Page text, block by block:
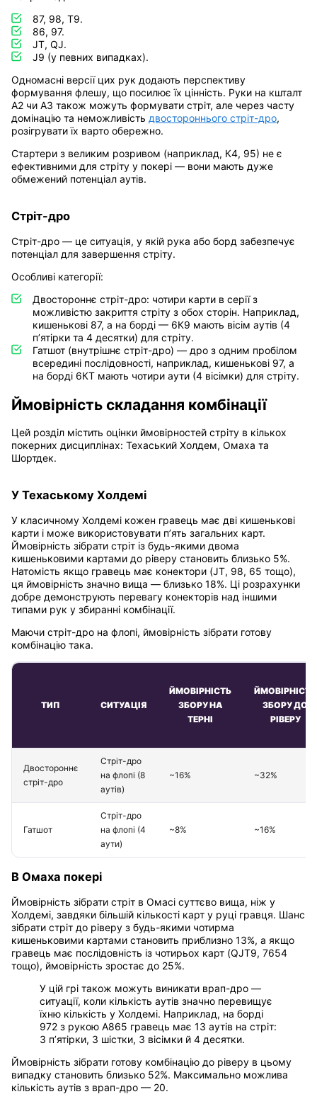
87, 98, Т9.
86, 97.
JT, QJ.
J9 (у певних випадках).
Одномасні версії цих рук додають перспективу
формування флешу, що посилює їх цінність. Руки на кшталт
А2 чи А3 також можуть формувати стріт, але через часту
домінацію та неможливість двостороннього стріт-дро,
розігрувати їх варто обережно.
Стартери з великим розривом (наприклад, К4, 95) не є
ефективними для стріту у покері — вони мають дуже
обмежений потенціал аутів.
Стріт-дро
Стріт-дро — це ситуація, у якій рука або борд забезпечує
потенціал для завершення стріту.
Особливі категорії:
Двостороннє стріт-дро: чотири карти в серії з
можливістю закриття стріту з обох сторін. Наприклад,
кишенькові 87, а на борді — 6К9 мають вісім аутів (4
п’ятірки та 4 десятки) для стріту.
Гатшот (внутрішнє стріт-дро) — дро з одним пробілом
всередині послідовності, наприклад, кишенькові 97, а
на борді 6КТ мають чотири аути (4 вісімки) для стріту.
Ймовірність складання комбінації
Цей розділ містить оцінки ймовірностей стріту в кількох
покерних дисциплінах: Техаський Холдем, Омаха та
Шортдек.
У Техаському Холдемі
У класичному Холдемі кожен гравець має дві кишенькові
карти і може використовувати п’ять загальних карт.
Ймовірність зібрати стріт із будь-якими двома
кишеньковими картами до ріверу становить близько 5%.
Натомість якщо гравець має конектори (JT, 98, 65 тощо),
ця ймовірність значно вища — близько 18%. Ці розрахунки
добре демонструють перевагу конекторів над іншими
типами рук у збиранні комбінації.
Маючи стріт-дро на флопі, ймовірність зібрати готову
комбінацію така.
ТИП СИТУАЦІЯ
ЙМОВІРНІСТЬ
ЗБОРУ НА
ТЕРНІ
ЙМОВІРНІСТЬ
ЗБОРУ ДО
РІВЕРУ
Двостороннє
стріт-дро
Стріт-дро
на флопі (8
аутів)
~16% ~32%
Гатшот
Стріт-дро
на флопі (4
аути)
~8% ~16%
В Омаха покері
Ймовірність зібрати стріт в Омасі суттєво вища, ніж у
Холдемі, завдяки більшій кількості карт у руці гравця. Шанс
зібрати стріт до ріверу з будь-якими чотирма
кишеньковими картами становить приблизно 13%, а якщо
гравець має послідовність із чотирьох карт (QJT9, 7654
тощо), ймовірність зростає до 25%.
У цій грі також можуть виникати врап-дро —
ситуації, коли кількість аутів значно перевищує
їхню кількість у Холдемі. Наприклад, на борді
972 з рукою A865 гравець має 13 аутів на стріт:
3 п’ятірки, 3 шістки, 3 вісімки й 4 десятки.
Ймовірність зібрати готову комбінацію до ріверу в цьому
випадку становить близько 52%. Максимально можлива
кількість аутів з врап-дро — 20.